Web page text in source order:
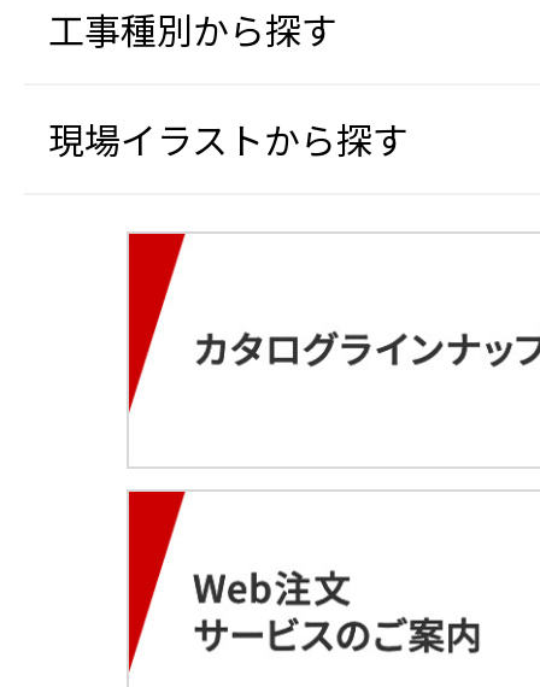
工事種別から探す
現場イラストから探す